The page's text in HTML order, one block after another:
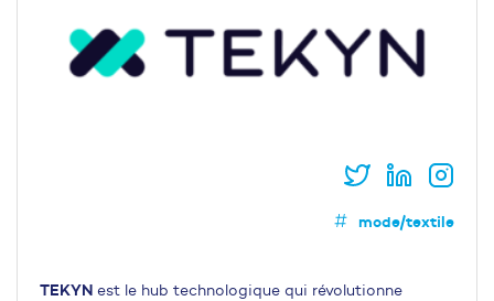
mode/textile
TEKYN est le hub technologique qui révolutionne